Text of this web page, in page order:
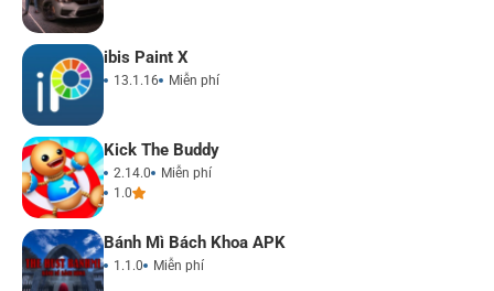
ibis Paint X
13.1.16 Miễn phí
Kick The Buddy
2.14.0
Miễn phí
1.0
Bánh Mì Bách Khoa APK
1.1.0 Miễn phí